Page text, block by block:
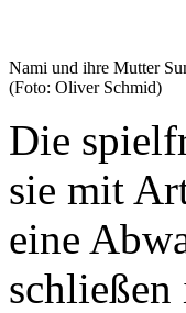
Nami und ihre Mutter
(Foto: Oliver Schmid)
Die
sie mit
eine